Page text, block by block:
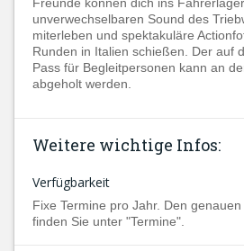
unverwechselbaren Sound des
miterleben und spektakuläre
Runden in Italien schießen. Der auf
Pass für Begleitpersonen kann an
abgeholt werden.
Weitere wichtige Infos:
Verfügbarkeit
Fixe Termine pro Jahr. Den
finden Sie unter "Termine".